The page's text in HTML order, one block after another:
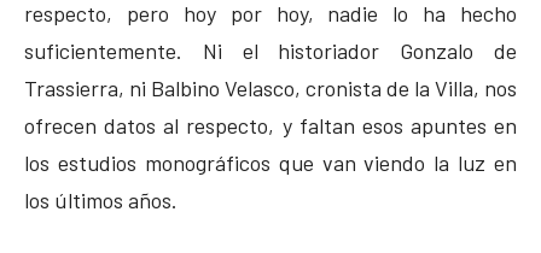
respecto, pero hoy por hoy, nadie lo ha hecho
suficientemente. Ni el historiador Gonzalo de
Trassierra, ni Balbino Velasco, cronista de la Villa, nos
ofrecen datos al respecto, y faltan esos apuntes en
los estudios monográficos que van viendo la luz en
los últimos años.